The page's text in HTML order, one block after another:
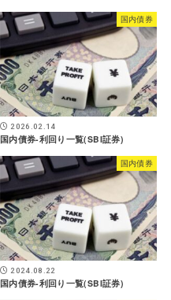
国内債券
2026.02.14
国内債券-利回り一覧(SBI証券)
国内債券
2024.08.22
国内債券-利回り一覧(SBI証券)